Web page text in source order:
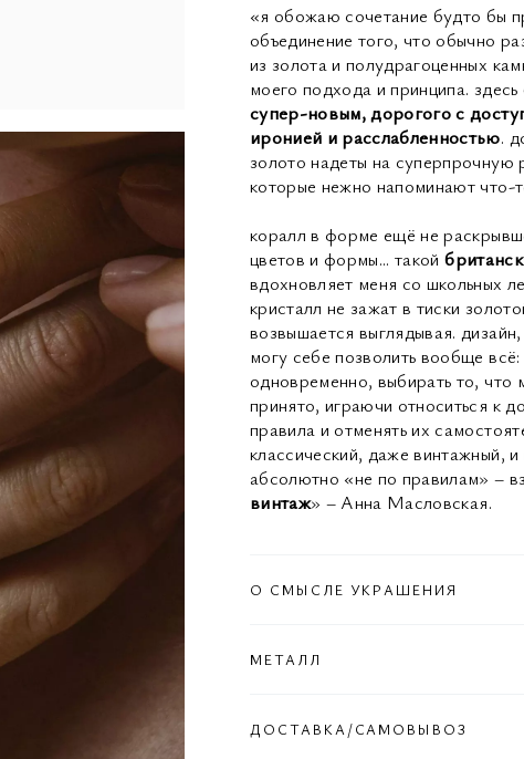
«я обожаю сочетание будто бы
объединение того, что обычно
из золота и полудрагоценных
моего подхода и принципа. здесь
супер-новым, дорогого с
иронией и расслабленностью.
золото надеты на суперпрочную
которые нежно напоминают что-
коралл в форме ещё не
цветов и формы... такой
вдохновляет меня со школьных
кристалл не зажат в тиски
возвышается выглядывая.
могу себе позволить вообще всё:
одновременно, выбирать то, что
принято, играючи относиться к
правила и отменять их
классический, даже винтажный,
абсолютно «не по правилам» –
винтаж» – Анна Масловская.
О СМЫСЛЕ УКРАШЕНИЯ
МЕТАЛЛ
ДОСТАВКА/САМОВЫВОЗ